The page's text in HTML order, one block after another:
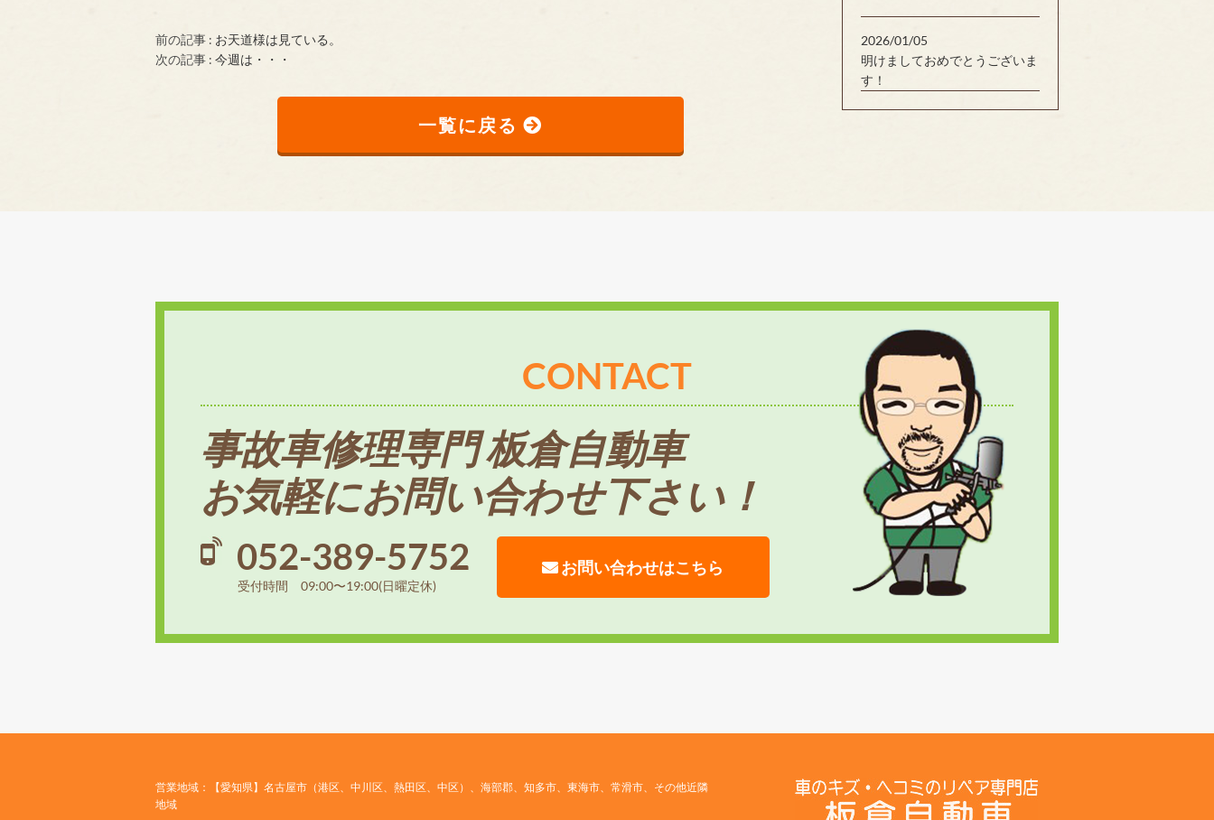
前の記事 : お天道様は見ている。
次の記事 : 今週は・・・
一覧に戻る
2026/01/05
明けましておめでとうございま
す！
CONTACT
事故車修理専門 板倉自動車
お気軽にお問い合わせ下さい！
052-389-5752
受付時間 09:00〜19:00(日曜定休)
お問い合わせはこちら
営業地域：【愛知県】名古屋市（港区、中川区、熱田区、中区）、海部郡、知多市、東海市、常滑市、その他近隣
地域